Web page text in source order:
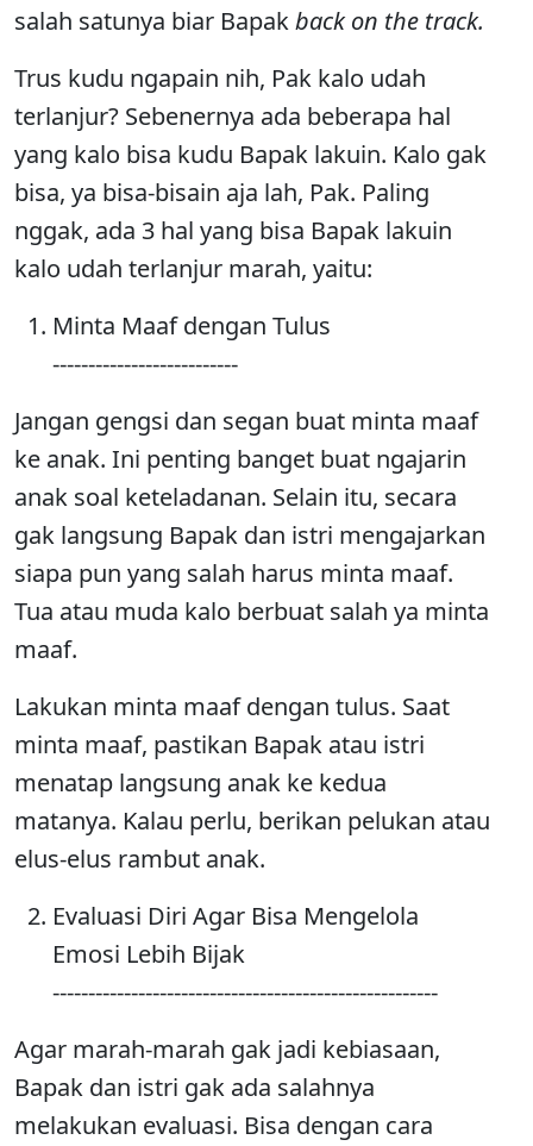
salah satunya biar Bapakback on the track.
Trus kudu ngapain nih, Pak kalo udah
terlanjur? Sebenernya ada beberapa hal
yang kalo bisa kudu Bapak lakuin. Kalo gak
bisa, ya bisa-bisain aja lah, Pak. Paling
nggak, ada 3 hal yang bisa Bapak lakuin
kalo udah terlanjur marah, yaitu:
Minta Maaf dengan Tulus
--------------------------
Jangan gengsi dan segan buat minta maaf
ke anak. Ini penting banget buat ngajarin
anak soal keteladanan. Selain itu, secara
gak langsung Bapak dan istri mengajarkan
siapa pun yang salah harus minta maaf.
Tua atau muda kalo berbuat salah ya minta
maaf.
Lakukan minta maaf dengan tulus. Saat
minta maaf, pastikan Bapak atau istri
menatap langsung anak ke kedua
matanya. Kalau perlu, berikan pelukan atau
elus-elus rambut anak.
Evaluasi Diri Agar Bisa Mengelola
Emosi Lebih Bijak
------------------------------------------------------
Agar marah-marah gak jadi kebiasaan,
Bapak dan istri gak ada salahnya
melakukan evaluasi. Bisa dengan cara